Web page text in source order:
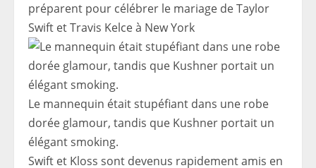
préparent pour célébrer le mariage de Taylor
Swift et Travis Kelce à New York
Le mannequin était stupéfiant dans une robe
dorée glamour, tandis que Kushner portait un
élégant smoking.
Swift et Kloss sont devenus rapidement amis en